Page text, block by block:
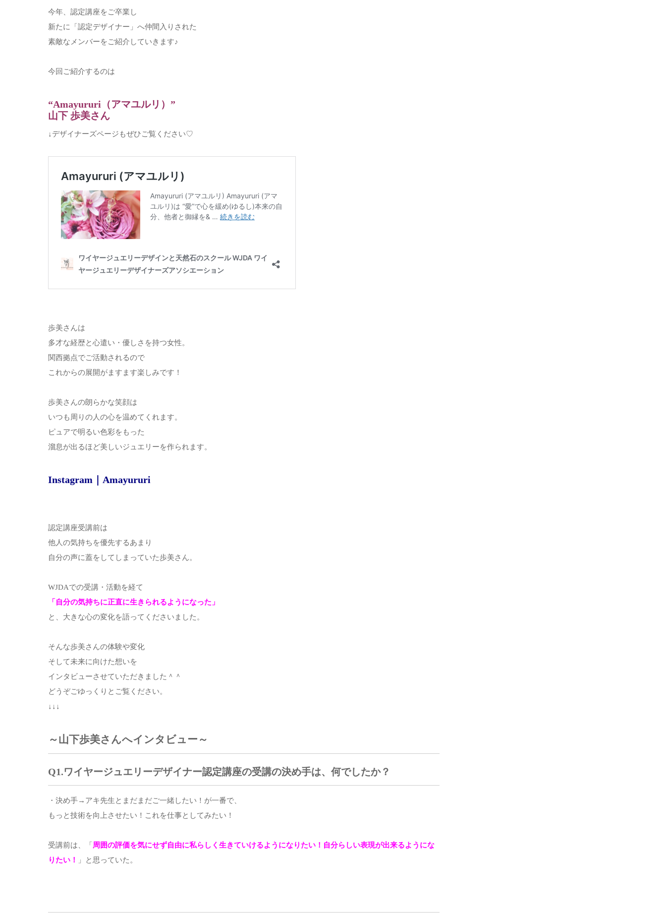
今年、認定講座をご卒業し
新たに「認定デザイナー」へ仲間入りされた
素敵なメンバーをご紹介していきます♪
今回ご紹介するのは
“Amayururi（アマユルリ）”
山下 歩美さん
↓デザイナーズページもぜひご覧ください♡
歩美さんは
多才な経歴と心遣い・優しさを持つ女性。
関西拠点でご活動されるので
これからの展開がますます楽しみです！
歩美さんの朗らかな笑顔は
いつも周りの人の心を温めてくれます。
ピュアで明るい色彩をもった
溜息が出るほど美しいジュエリーを作られます。
Instagram｜Amayururi
認定講座受講前は
他人の気持ちを優先するあまり
自分の声に蓋をしてしまっていた歩美さん。
WJDAでの受講・活動を経て
「自分の気持ちに正直に生きられるようになった」
と、大きな心の変化を語ってくださいました。
そんな歩美さんの体験や変化
そして未来に向けた想いを
インタビューさせていただきました＾＾
どうぞごゆっくりとご覧ください。
↓↓↓
～山下歩美さんへインタビュー～
Q1.ワイヤージュエリーデザイナー認定講座の受講の決め手は、何でしたか？
・決め手→アキ先生とまだまだご一緒したい！が一番で、
もっと技術を向上させたい！これを仕事としてみたい！
受講前は、「 周囲の評価を気にせず自由に私らしく生きていけるようになりたい！自分らしい表現が出来るようにな
りたい！
」と思っていた。